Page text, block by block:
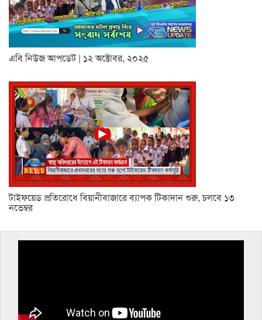
এবি নিউজ আপডেট | ১২ অক্টোবর, ২০২৫
টাইফয়েড প্রতিরোধে বিয়ানীবাজারে ব্যাপক টিকাদান শুরু, চলবে ১৩
নভেম্বর